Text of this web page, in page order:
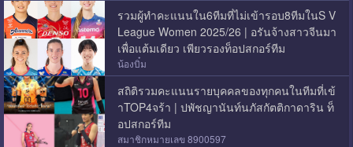
รวมผู้ทำคะแนนใน6ทีมที่ไม่เข้ารอบ8ทีมในS V
League Women 2025/26 | อรันจ้างสาวจีนมา
เพื่อแต้มเดียว เพียวรองท็อปสกอร์ทีม
น้องบิ๋ม
สถิติรวมคะแนนรายบุคคลของทุกคนในทีมที่เข้
าTOP4จร้า | ปพัชญานันท์นภัสกัตติกาดาริน ท็
อปสกอร์ทีม
สมาชิกหมายเลข 8900597